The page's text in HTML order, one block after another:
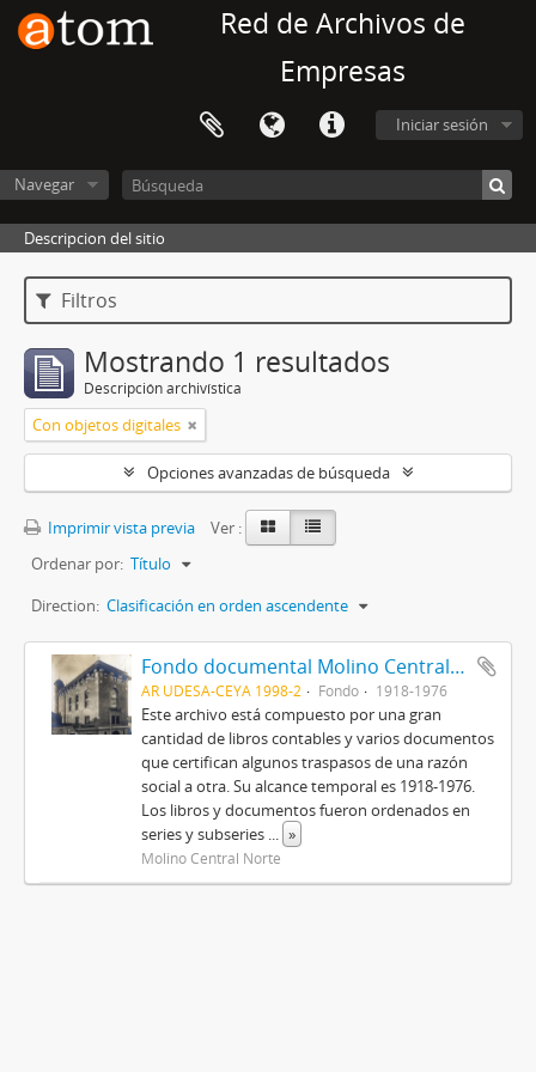
Red de Archivos de
Empresas
Iniciar sesión
Navegar
Descripcion del sitio
Filtros
Mostrando 1 resultados
Descripción archivística
Con objetos digitales
Opciones avanzadas de búsqueda
Imprimir vista previa
Ver :
Ordenar por: Título
Direction: Clasificación en orden ascendente
Fondo documental Molino Central Norte
AR UDESA-CEYA 1998-2 Fondo 1918-1976
Este archivo está compuesto por una gran
cantidad de libros contables y varios documentos
que certifican algunos traspasos de una razón
social a otra. Su alcance temporal es 1918-1976.
Los libros y documentos fueron ordenados en
series y subseries ... »
Molino Central Norte